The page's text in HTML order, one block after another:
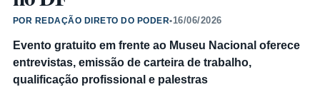
POR REDAÇÃO DIRETO DO PODER•16/06/2026
Evento gratuito em frente ao Museu Nacional oferece
entrevistas, emissão de carteira de trabalho,
qualificação profissional e palestras